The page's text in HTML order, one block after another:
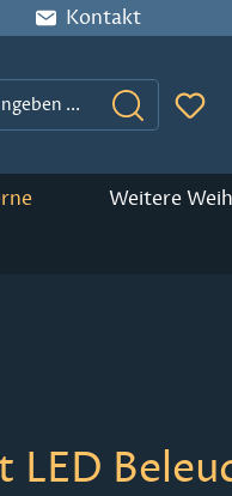
Kontakt
Du
Weitere
LED